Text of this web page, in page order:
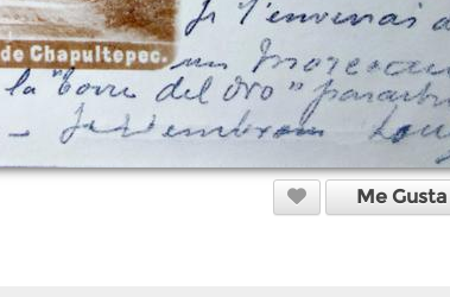
Me Gusta